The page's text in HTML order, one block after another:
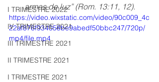
I TRIMESTRE 2022
IV TRIMESTRE 2021
III TRIMESTRE 2021
II TRIMESTRE 2021
I TRIMESTRE 2021
armas de luz” (Rom. 13:11, 12).
https://video.wixstatic.com/video/90c009_4c
22af876f934058be9abedf50bbc247/720p/
mp4/file.mp4